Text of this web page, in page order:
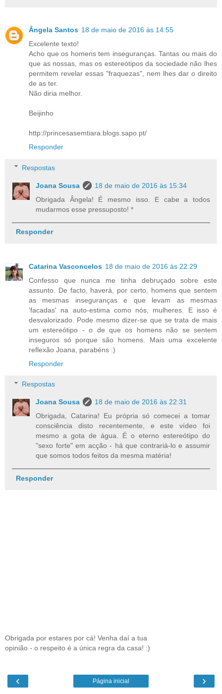
Ângela Santos 18 de maio de 2016 às 14:55
Excelente texto!
Acho que os homens tem inseguranças. Tantas ou mais do
que as nossas, mas os estereótipos da sociedade não lhes
permitem revelar essas "fraquezas", nem lhes dar o direito
de as ter.
Não diria melhor.
Beijinho
http://princesasemtiara.blogs.sapo.pt/
Responder
Respostas
Joana Sousa
18 de maio de 2016 às 15:34
Obrigada Ângela! É mesmo isso. E cabe a todos
mudarmos esse pressuposto! *
Responder
Catarina Vasconcelos 18 de maio de 2016 às 22:29
Confesso que nunca me tinha debruçado sobre este
assunto. De facto, haverá, por certo, homens que sentem
as mesmas inseguranças e que levam as mesmas
'facadas' na auto-estima como nós, mulheres. E isso é
desvalorizado. Pode mesmo dizer-se que se trata de mais
um estereótipo - o de que os homens não se sentem
inseguros só porque são homens. Mais uma excelente
reflexão Joana, parabéns :)
Responder
Respostas
Joana Sousa
18 de maio de 2016 às 22:31
Obrigada, Catarina! Eu própria só comecei a tomar
consciência disto recentemente, e este vídeo foi
mesmo a gota de água. É o eterno estereótipo do
"sexo forte" em acção - há que contrariá-lo e assumir
que somos todos feitos da mesma matéria!
Responder
Obrigada por estares por cá! Venha daí a tua
opinião - o respeito é a única regra da casa! :)
‹ ›
Página inicial